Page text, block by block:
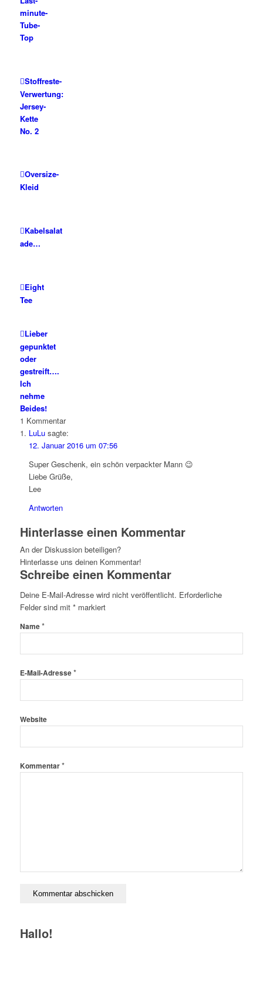
minute-
Tube-
Top
Stoffreste-
Verwertung:
Jersey-
Kette
No. 2
Oversize-
Kleid
Kabelsalat
ade…
Eight
Tee
Lieber
gepunktet
oder
gestreift….
Ich
nehme
Beides!
1 Kommentar
LuLu sagte:
12. Januar 2016 um 07:56
Super Geschenk, ein schön verpackter Mann 😉
Liebe Grüße,
Lee
Antworten
Hinterlasse einen Kommentar
An der Diskussion beteiligen?
Hinterlasse uns deinen Kommentar!
Schreibe einen Kommentar
Deine E-Mail-Adresse wird nicht veröffentlicht. Erforderliche
Felder sind mit *markiert
Name*
E-Mail-Adresse*
Website
Kommentar*
Hallo!